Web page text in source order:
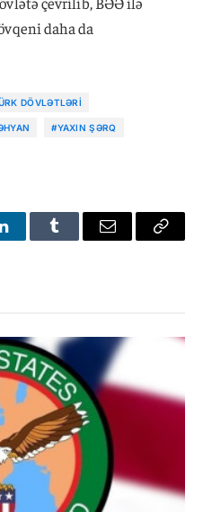
daha da
DÖVLƏTLƏRI
#YAXIN ŞƏRQ
LinkedInTumblr Email
Copy